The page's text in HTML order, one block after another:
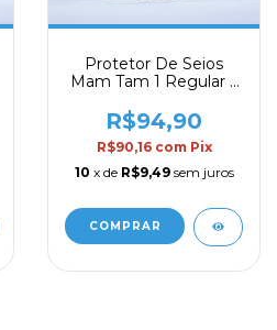
Protetor De Seios
Mam Tam 1 Regular 2
R$94,90
R$90,16 com Pix
10 x de R$9,49 sem juros